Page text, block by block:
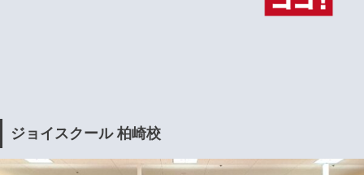
ジョイスクール 柏崎校